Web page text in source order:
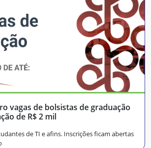
vagas de bolsistas de graduação
de R$ 2 mil
de TI e afins. Inscrições ficam abertas